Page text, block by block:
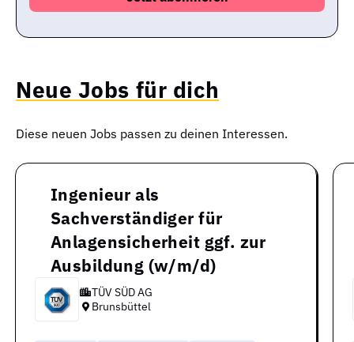
Neue Jobs für dich
Diese neuen Jobs passen zu deinen Interessen.
Ingenieur als
Sachverständiger für
Anlagensicherheit ggf. zur
Ausbildung (w/m/d)
TÜV SÜD AG
Brunsbüttel